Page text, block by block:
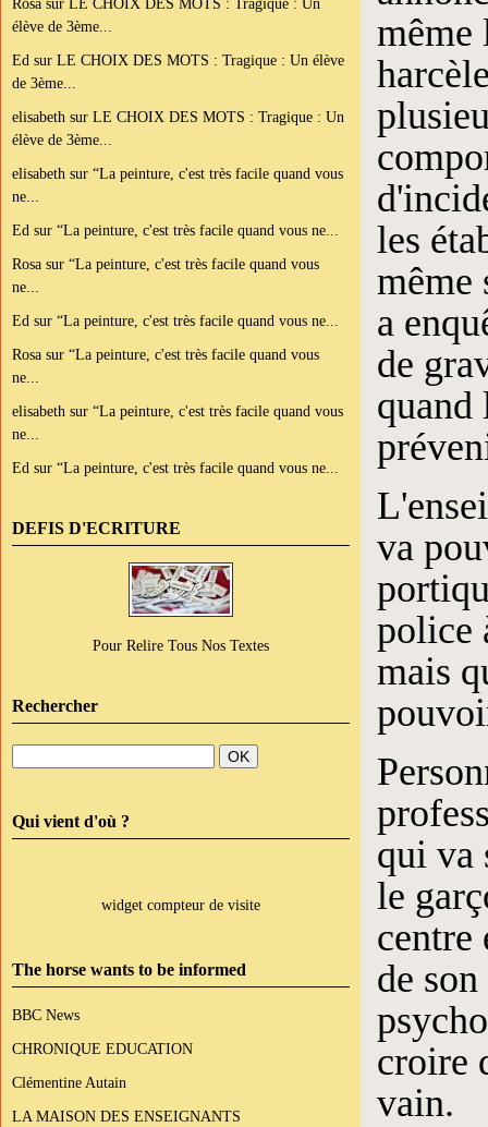
élève de 3ème...
Ed sur LE CHOIX DES MOTS : Tragique : Un élève
de 3ème...
elisabeth sur LE CHOIX DES MOTS : Tragique : Un
élève de 3ème...
elisabeth sur “La peinture, c'est très facile quand vous
ne...
Ed sur “La peinture, c'est très facile quand vous ne...
Rosa sur “La peinture, c'est très facile quand vous
ne...
Ed sur “La peinture, c'est très facile quand vous ne...
Rosa sur “La peinture, c'est très facile quand vous
ne...
elisabeth sur “La peinture, c'est très facile quand vous
ne...
Ed sur “La peinture, c'est très facile quand vous ne...
DEFIS D'ECRITURE
Pour Relire Tous Nos Textes
Rechercher
Qui vient d'où ?
widget compteur de visite
The horse wants to be informed
BBC News
CHRONIQUE EDUCATION
Clémentine Autain
LA MAISON DES ENSEIGNANTS
même
les
même
a
de
quand
va
police
mais
qui va
le
centre
de
croire
vain.